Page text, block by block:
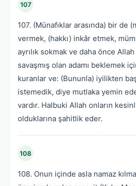
107
107. (Münafıklar arasında) bir de
vermek, (hakkı) inkâr etmek,
ayrılık sokmak ve daha önce
savaşmış olan adamı beklemek
kuranlar ve: (Bununla) iyilikten
istemedik, diye mutlaka yemin
vardır. Halbuki Allah onların
olduklarına şahitlik eder.
108
108. Onun içinde asla namaz